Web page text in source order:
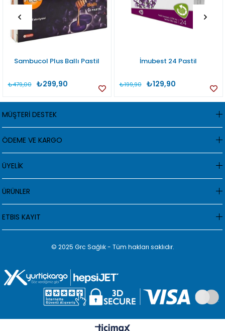
Sambucol Plus Ballı Pastil
₺299,90
₺479,00
İmubest 24 Pastil
₺129,90
₺199,90
MÜŞTERİ DESTEK
ÖDEME VE KARGO
ÜYELİK
ÜRÜNLER
ETBIS KAYIT
© 2025 Grc Sağlık - Tüm hakları saklıdır.